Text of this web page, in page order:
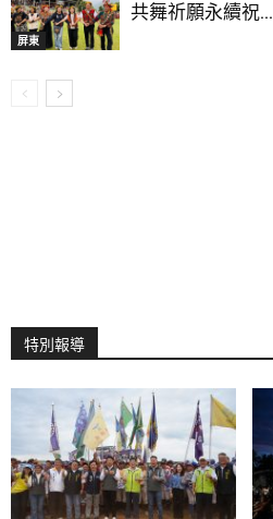
屏東
共舞祈願永續祝...
特別報導